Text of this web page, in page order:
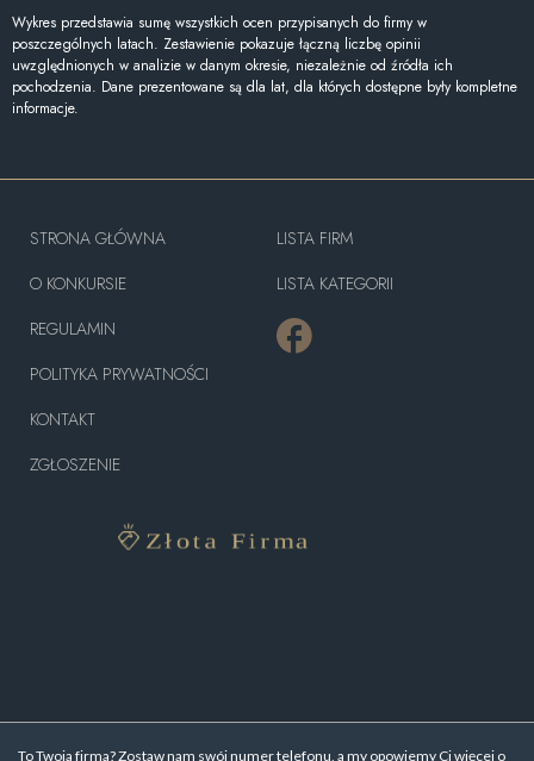
Wykres przedstawia sumę wszystkich ocen przypisanych do firmy w
poszczególnych latach. Zestawienie pokazuje łączną liczbę opinii
uwzględnionych w analizie w danym okresie, niezależnie od źródła ich
pochodzenia. Dane prezentowane są dla lat, dla których dostępne były kompletne
informacje.
To Twoja firma? Zostaw nam swój numer telefonu, a my opowiemy Ci więcej o
STRONA GŁÓWNA
O KONKURSIE
REGULAMIN
POLITYKA PRYWATNOŚCI
KONTAKT
ZGŁOSZENIE
LISTA FIRM
LISTA KATEGORII